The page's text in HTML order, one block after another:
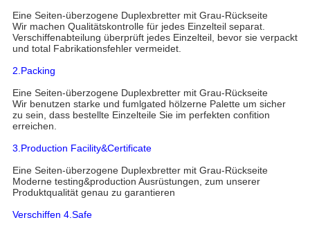
Eine Seiten-überzogene Duplexbretter mit Grau-Rückseite
Wir machen Qualitätskontrolle für jedes Einzelteil separat.
Verschiffenabteilung überprüft jedes Einzelteil, bevor sie verpackt
und total Fabrikationsfehler vermeidet.
2.Packing
Eine Seiten-überzogene Duplexbretter mit Grau-Rückseite
Wir benutzen starke und fumlgated hölzerne Palette um sicher
zu sein, dass bestellte Einzelteile Sie im perfekten confition
erreichen.
3.Production Facility&Certificate
Eine Seiten-überzogene Duplexbretter mit Grau-Rückseite
Moderne testing&production Ausrüstungen, zum unserer
Produktqualität genau zu garantieren
Verschiffen 4.Safe